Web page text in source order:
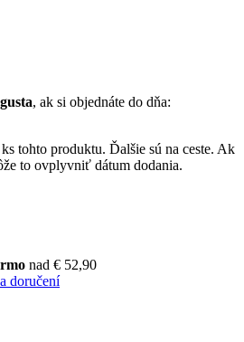
, ak si objednáte do dňa:
tohto produktu. Ďalšie sú na ceste. Ak
to ovplyvniť dátum dodania.
nad € 52,90
doručení